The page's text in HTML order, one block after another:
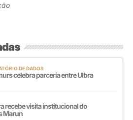
DE DADOS
celebra parceria entre Ulbra
recebe visita institucional do
Marun